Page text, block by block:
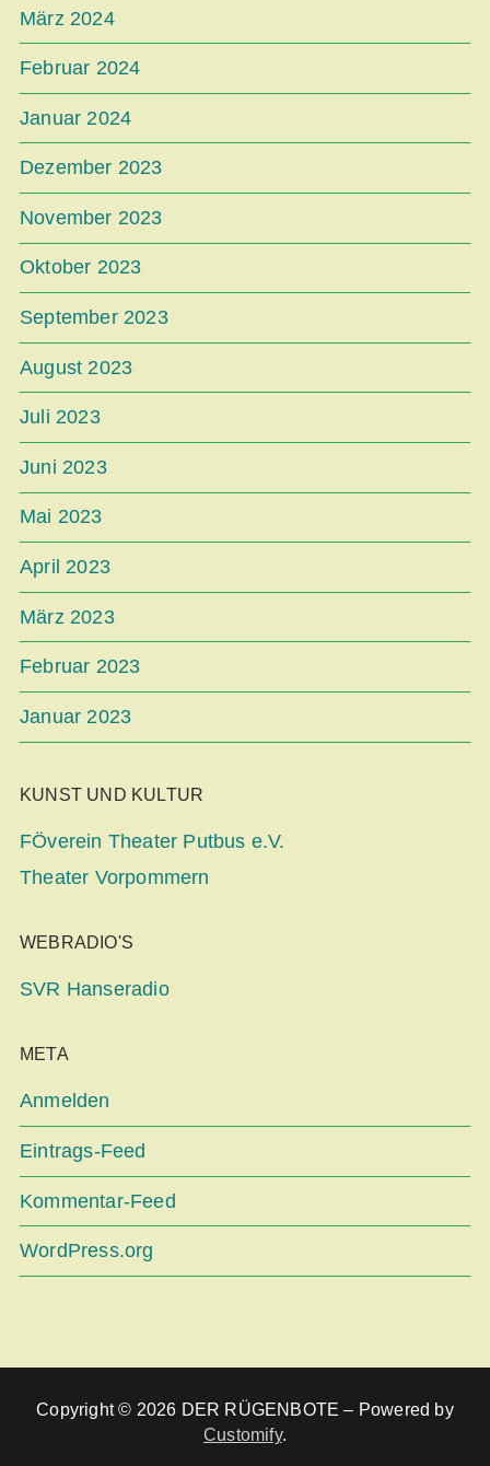
März 2024
Februar 2024
Januar 2024
Dezember 2023
November 2023
Oktober 2023
September 2023
August 2023
Juli 2023
Juni 2023
Mai 2023
April 2023
März 2023
Februar 2023
Januar 2023
KUNST UND KULTUR
FÖverein Theater Putbus e.V.
Theater Vorpommern
WEBRADIO'S
SVR Hanseradio
META
Anmelden
Eintrags-Feed
Kommentar-Feed
WordPress.org
Copyright © 2026 DER RÜGENBOTE – Powered by
Customify.